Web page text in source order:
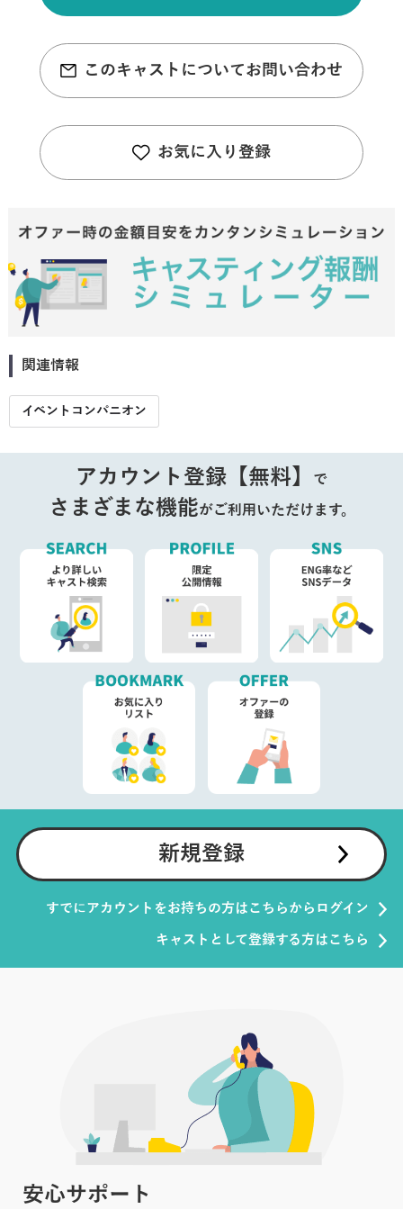
このキャストについてお問い合わせ
お気に入り登録
関連情報
イベントコンパニオン
アカウント登録【無料】 で
さまざまな機能がご利用いただけます。
新規登録
すでにアカウントをお持ちの方はこちらからログイン
キャストとして登録する方はこちら
安心サポート